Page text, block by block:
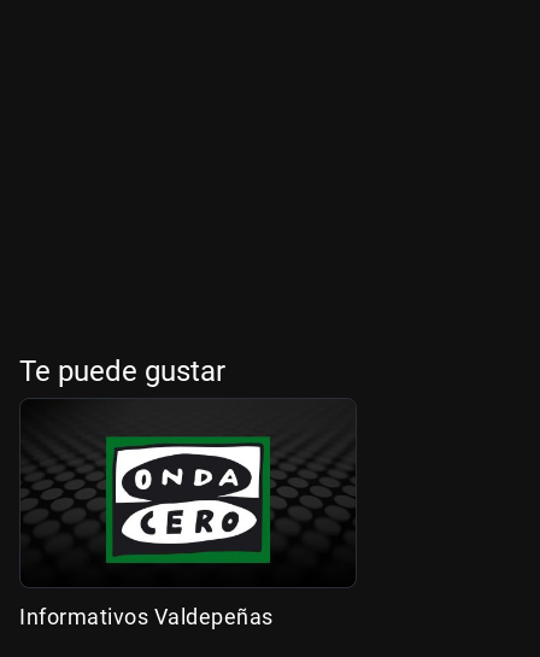
Te puede gustar
Informativos Valdepeñas